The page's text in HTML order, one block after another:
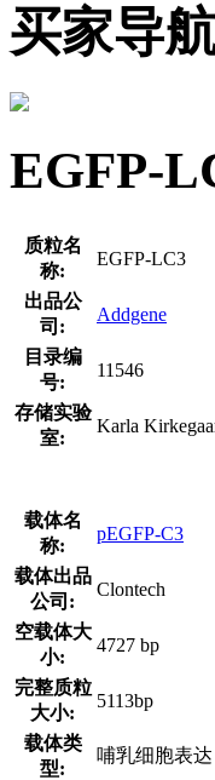
买家导
EGFP-
质粒名
称:
EGFP-LC3
出品公
司:
Addgene
目录编
号:
11546
存储实验
室:
Karla
载体名
称:
pEGFP-C3
载体出品
公司:
Clontech
空载体大
小:
4727 bp
完整质粒
大小:
5113bp
载体类
型:
哺乳细胞表达